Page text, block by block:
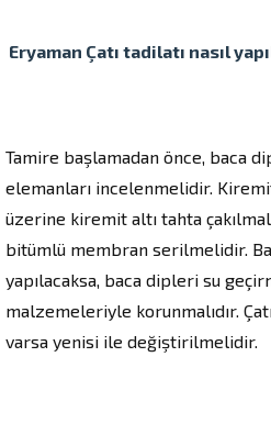
Eryaman Çatı tadilatı nasıl
Tamire başlamadan önce, baca
elemanları incelenmelidir.
üzerine kiremit altı tahta
bitümlü membran serilmelidir.
yapılacaksa, baca dipleri su
malzemeleriyle korunmalıdır.
varsa yenisi ile değiştirilmelidir.